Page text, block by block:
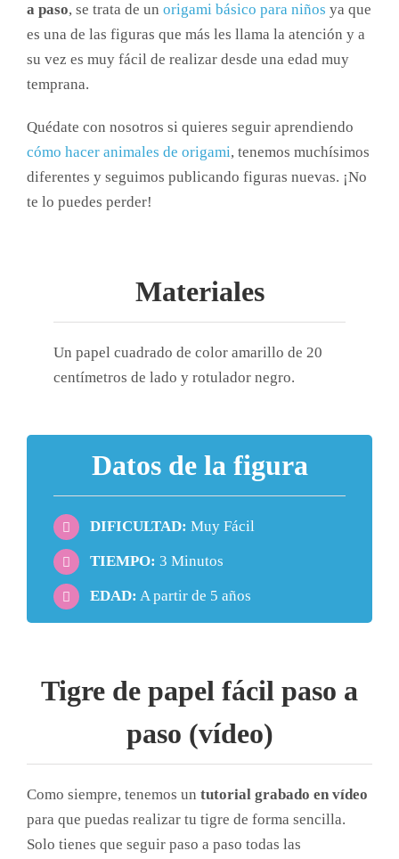
a paso, se trata de un origami básico para niños ya que
es una de las figuras que más les llama la atención y a
su vez es muy fácil de realizar desde una edad muy
temprana.
Quédate con nosotros si quieres seguir aprendiendo
cómo hacer animales de origami, tenemos muchísimos
diferentes y seguimos publicando figuras nuevas. ¡No
te lo puedes perder!
Materiales
Un papel cuadrado de color amarillo de 20
centímetros de lado y rotulador negro.
Datos de la figura
DIFICULTAD: Muy Fácil
TIEMPO: 3 Minutos
EDAD: A partir de 5 años
Tigre de papel fácil paso a
paso (vídeo)
Como siempre, tenemos un tutorial grabado en vídeo
para que puedas realizar tu tigre de forma sencilla.
Solo tienes que seguir paso a paso todas las